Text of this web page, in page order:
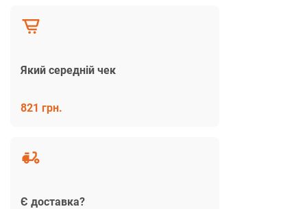
Який середній чек
821 грн.
Є доставка?